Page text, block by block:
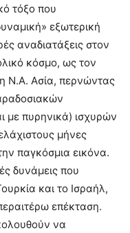
τόξο που
εξωτερική
αναδιατάξεις στον
κόσμο, ως τον
Ν.Α. Ασία, περνώντας
με πυρηνικά) ισχυρών
μήνες
παγκόσμια εικόνα.
δυνάμεις που
και το Ισραήλ,
επέκταση.
να